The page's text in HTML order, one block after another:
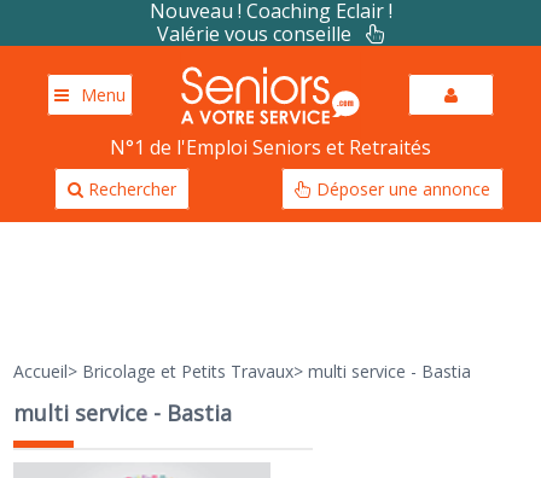
Nouveau ! Coaching Eclair !
Valérie vous conseille
Menu
N°1 de l'Emploi Seniors et Retraités
Rechercher Déposer une annonce
Accueil> Bricolage et Petits Travaux>multi service - Bastia
multi service - Bastia